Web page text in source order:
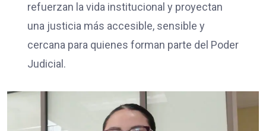
refuerzan la vida institucional y proyectan
una justicia más accesible, sensible y
cercana para quienes forman parte del Poder
Judicial.